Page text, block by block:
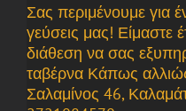
Σας περιμένουμε για
γεύσεις μας! Είμαστε
διάθεση να σας
ταβέρνα Κάπως αλλιώς
Σαλαμίνος 46,